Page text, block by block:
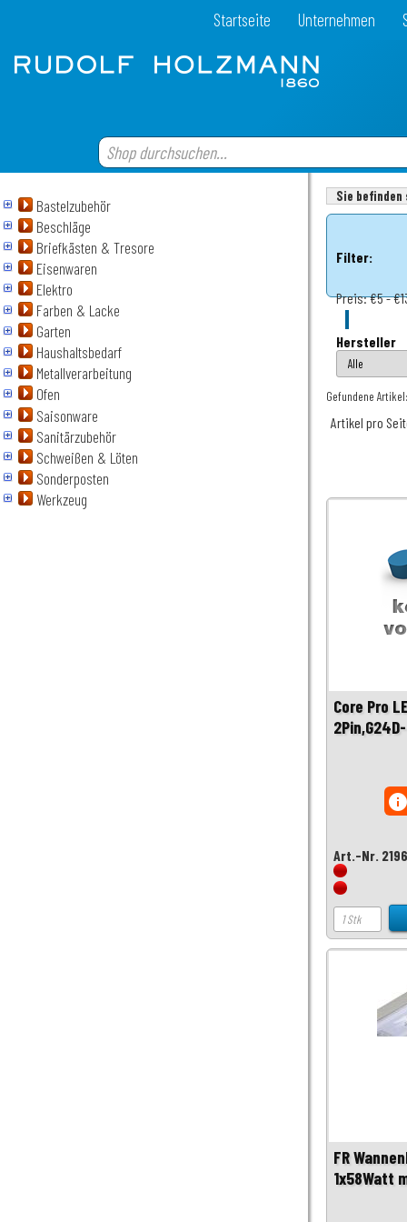
Startseite Unternehmen
Bastelzubehör
Beschläge
Briefkästen & Tresore
Eisenwaren
Elektro
Farben & Lacke
Garten
Haushaltsbedarf
Metallverarbeitung
Ofen
Saisonware
Sanitärzubehör
Schweißen & Löten
Sonderposten
Werkzeug
Sie
Filter:
Preis:€5 -
Hersteller
Gefundene
Artikel pro
Core Pro
Art.-Nr.
FR
1x58Watt